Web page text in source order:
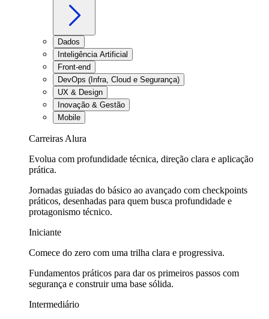
Dados
Inteligência Artificial
Front-end
DevOps (Infra, Cloud e Segurança)
UX & Design
Inovação & Gestão
Mobile
Carreiras Alura
Evolua com profundidade técnica, direção clara e aplicação
prática.
Jornadas guiadas do básico ao avançado com checkpoints
práticos, desenhadas para quem busca profundidade e
protagonismo técnico.
Iniciante
Comece do zero com uma trilha clara e progressiva.
Fundamentos práticos para dar os primeiros passos com
segurança e construir uma base sólida.
Intermediário